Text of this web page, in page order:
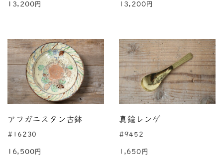
13,200円 13,200円
アフガニスタン古鉢
#16230
16,500円
真鍮レンゲ
#9452
1,650円